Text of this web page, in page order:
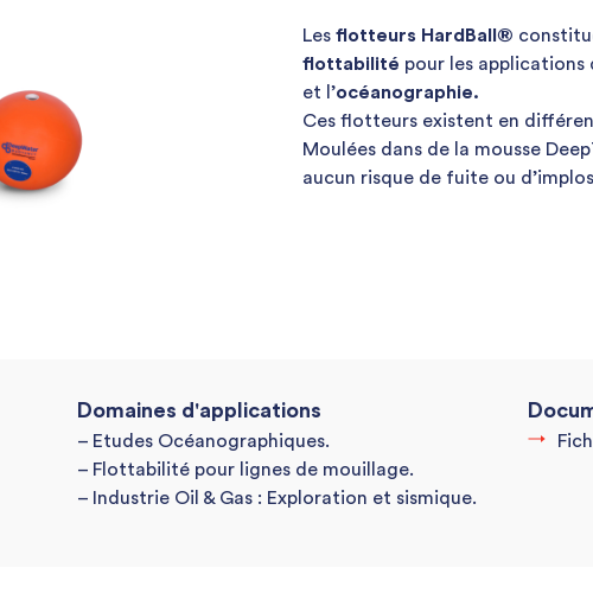
Les flotteurs HardBall®
flottabilité pour les applications
et l’océanographie.
Ces flotteurs existent en
Moulées dans de la mousse
aucun risque de fuite ou
Domaines d'applications
– Etudes Océanographiques.
– Flottabilité pour lignes de mouillage.
– Industrie Oil & Gas : Exploration et sismique.